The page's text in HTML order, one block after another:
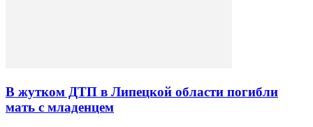
В жутком ДТП в Липецкой области погибли
мать с младенцем